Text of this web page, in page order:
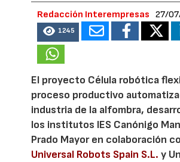
Redacción Interempresas 27/
1245
El proyecto Célula robótica
proceso productivo
industria de la alfombra,
los institutos IES Canónigo
Prado Mayor en colaboración
Universal Robots Spain S.L. y